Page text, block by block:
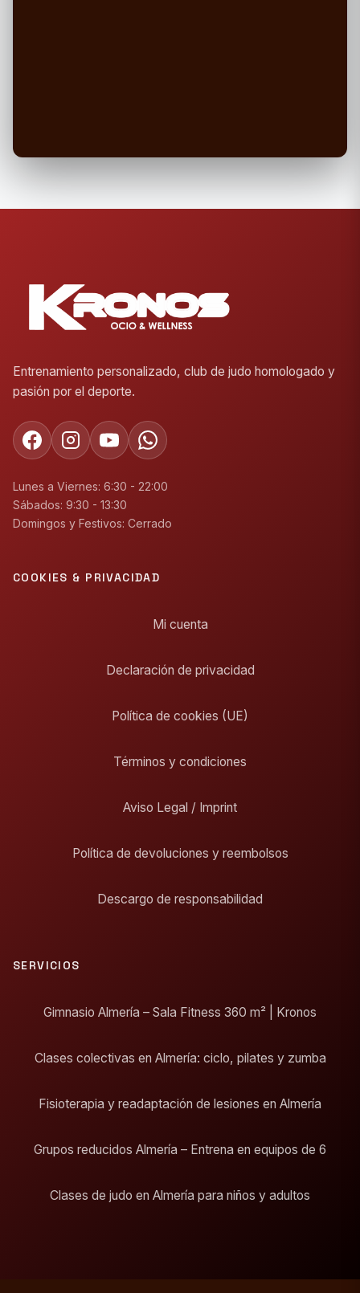
Entrenamiento personalizado, club de judo homologado y
pasión por el deporte.
Lunes a Viernes: 6:30 - 22:00
Sábados: 9:30 - 13:30
Domingos y Festivos: Cerrado
COOKIES & PRIVACIDAD
Mi cuenta
Declaración de privacidad
Política de cookies (UE)
Términos y condiciones
Aviso Legal / Imprint
Política de devoluciones y reembolsos
Descargo de responsabilidad
SERVICIOS
Gimnasio Almería – Sala Fitness 360 m² | Kronos
Clases colectivas en Almería: ciclo, pilates y zumba
Fisioterapia y readaptación de lesiones en Almería
Grupos reducidos Almería – Entrena en equipos de 6
Clases de judo en Almería para niños y adultos